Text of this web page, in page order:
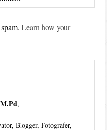
spam.Learn how your
,
Blogger, Fotografer,